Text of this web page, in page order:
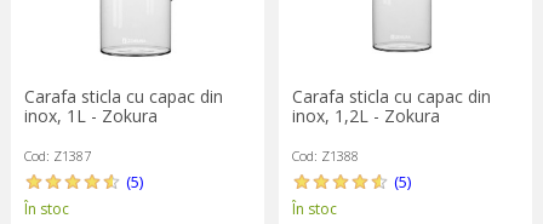
Carafa sticla cu capac din
inox, 1L - Zokura
Cod: Z1387
(5)
În stoc
Carafa sticla cu capac din
inox, 1,2L - Zokura
Cod: Z1388
(5)
În stoc